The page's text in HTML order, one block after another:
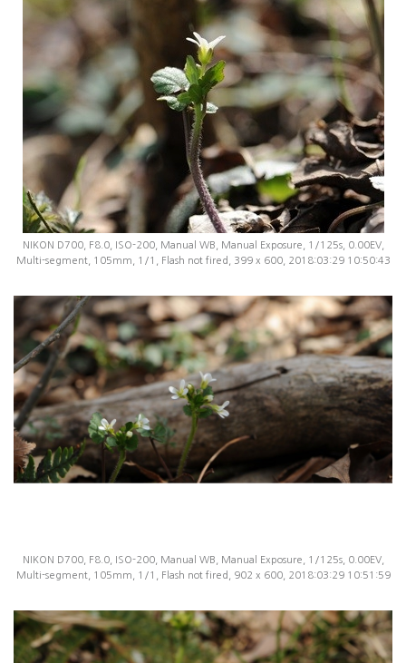
NIKON D700, F8.0, ISO-200, Manual WB, Manual Exposure, 1/125s, 0.00EV,
Multi-segment, 105mm, 1/1, Flash not fired, 399 x 600, 2018:03:29 10:50:43
NIKON D700, F8.0, ISO-200, Manual WB, Manual Exposure, 1/125s, 0.00EV,
Multi-segment, 105mm, 1/1, Flash not fired, 902 x 600, 2018:03:29 10:51:59